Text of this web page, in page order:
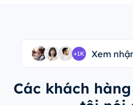
+1K Xem
Các khách